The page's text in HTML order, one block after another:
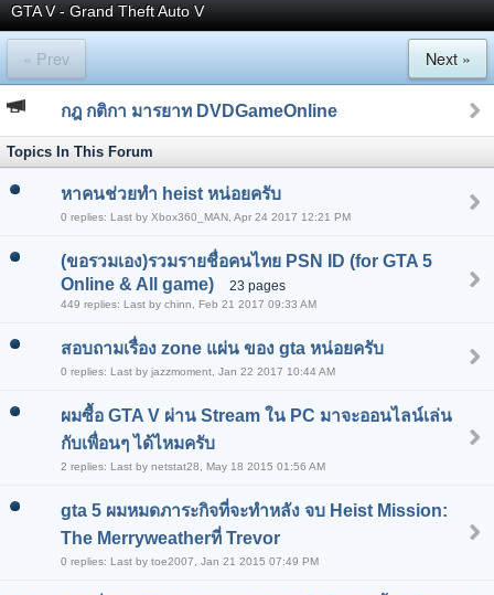
GTA V - Grand Theft Auto V
« Prev Next »
กฎ กติกา มารยาท DVDGameOnline
Topics In This Forum
หาคนช่วยทำ heist หน่อยครับ
0 replies: Last by Xbox360_MAN, Apr 24 2017 12:21 PM
(ขอรวมเอง)รวมรายชื่อคนไทย PSN ID (for GTA 5
Online & All game)
23 pages
449 replies: Last by chinn, Feb 21 2017 09:33 AM
สอบถามเรื่อง zone แผ่น ของ gta หน่อยครับ
0 replies: Last by jazzmoment, Jan 22 2017 10:44 AM
ผมซื้อ GTA V ผ่าน Stream ใน PC มาจะออนไลน์เล่น
กับเพื่อนๆ ได้ไหมครับ
2 replies: Last by netstat28, May 18 2015 01:56 AM
gta 5 ผมหมดภาระกิจที่จะทำหลัง จบ Heist Mission:
The Merryweatherที่ Trevor
0 replies: Last by toe2007, Jan 21 2015 07:49 PM